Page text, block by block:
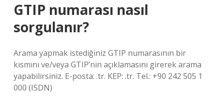
GTIP numarası nasıl
sorgulanır?
Arama yapmak istediğiniz GTIP numarasının bir
kısmını ve/veya GTIP’nin açıklamasını girerek arama
yapabilirsiniz. E-posta: .tr. KEP: .tr. Tel.: +90 242 505 1
000 (ISDN)